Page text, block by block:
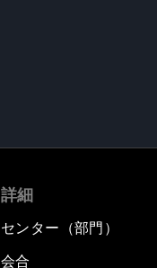
詳細
センター（部門）
会合